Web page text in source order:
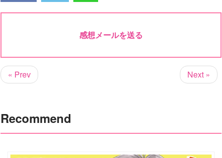
感想メールを送る
« Prev Next »
Recommend